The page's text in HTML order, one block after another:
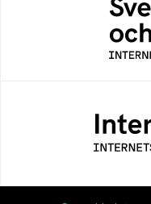
En årlig
webbplatser